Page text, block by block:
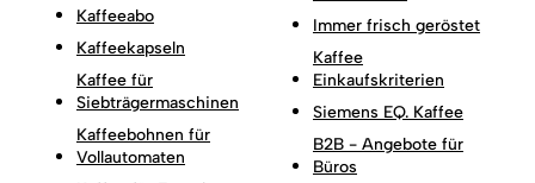
Kaffeeabo
Kaffeekapseln
Kaffee für
Siebträgermaschinen
Kaffeebohnen für
Vollautomaten
Immer frisch geröstet
Kaffee
Einkaufskriterien
Siemens EQ. Kaffee
B2B - Angebote für
Büros